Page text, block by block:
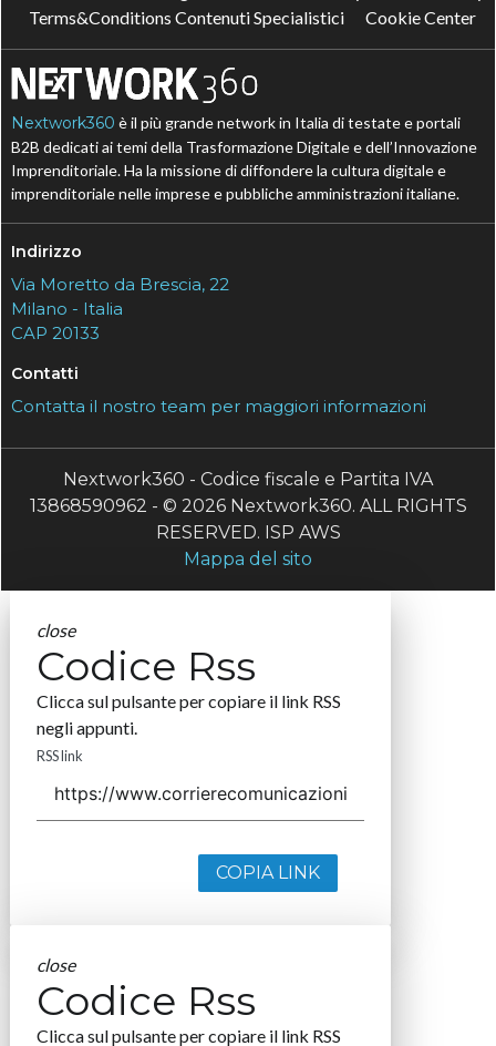
Terms&Conditions Contenuti Specialistici
Cookie Center
Nextwork360 è il più grande network in Italia di testate e portali
B2B dedicati ai temi della Trasformazione Digitale e dell’Innovazione
Imprenditoriale. Ha la missione di diffondere la cultura digitale e
imprenditoriale nelle imprese e pubbliche amministrazioni italiane.
Indirizzo
Via Moretto da Brescia, 22
Milano - Italia
CAP 20133
Contatti
Contatta il nostro team per maggiori informazioni
Nextwork360 - Codice fiscale e Partita IVA
13868590962 - © 2026 Nextwork360. ALL RIGHTS
RESERVED. ISP AWS
Mappa del sito
close
Codice Rss
Clicca sul pulsante per copiare il link RSS
negli appunti.
RSS link
COPIA LINK
close
Codice Rss
Clicca sul pulsante per copiare il link RSS